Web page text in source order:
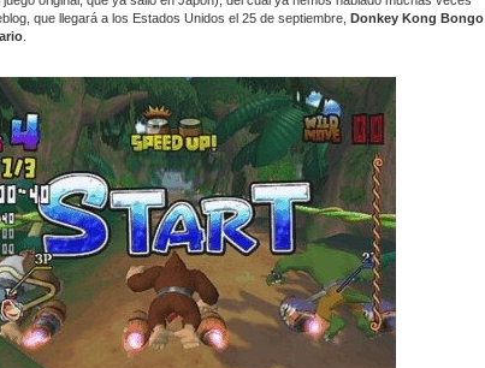
que llegará a los Estados Unidos el 25 de septiembre, Donkey Kong Bongo